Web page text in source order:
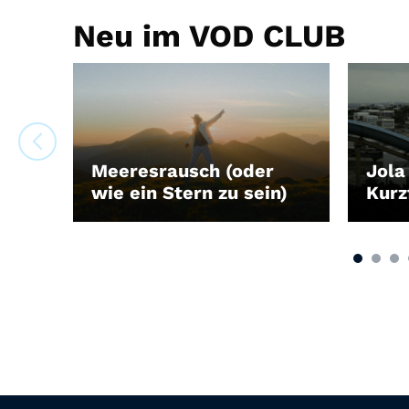
Neu im VOD CLUB
Meeresrausch (oder
wie ein Stern zu sein)
LEIHEN